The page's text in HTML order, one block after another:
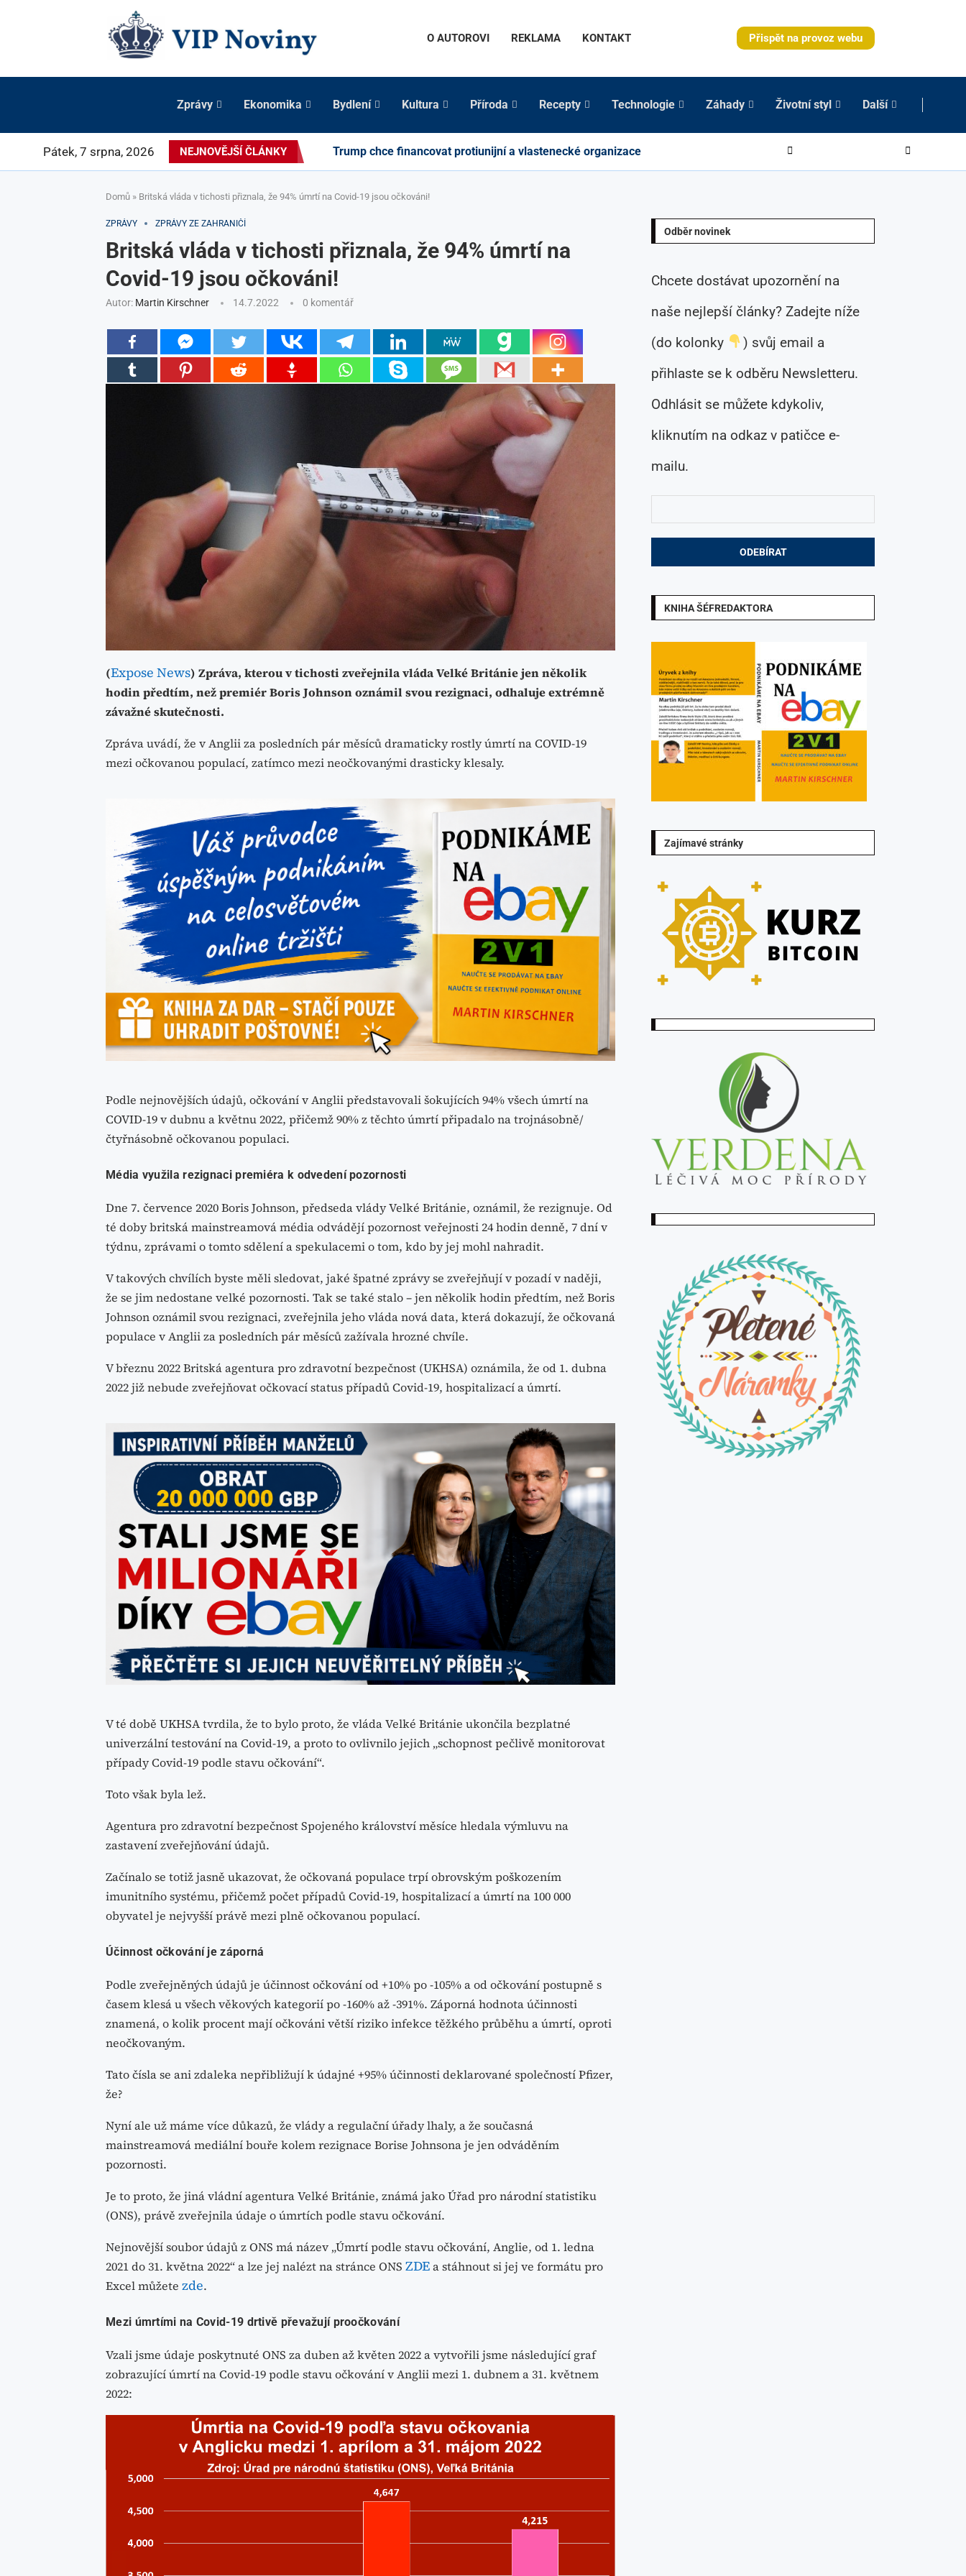
O AUTOROVI REKLAMA KONTAKT Přispět na provoz webu
Zprávy Ekonomika Bydlení Kultura Příroda Recepty Technologie Záhady Životní styl Další
Pátek, 7 srpna, 2026 NEJNOVĚJŠÍ ČLÁNKY Trump chce financovat protiunijní a vlastenecké organizace
Domů » Britská vláda v tichosti přiznala, že 94% úmrtí na Covid-19 jsou očkováni!
ZPRÁVY ZPRÁVY ZE ZAHRANIČÍ
Britská vláda v tichosti přiznala, že 94% úmrtí na
Covid-19 jsou očkováni!
Autor: Martin Kirschner 14.7.2022 0 komentář
(Expose News) Zpráva, kterou v tichosti zveřejnila vláda Velké Británie jen několik
hodin předtím, než premiér Boris Johnson oznámil svou rezignaci, odhaluje extrémně
závažné skutečnosti.
Zpráva uvádí, že v Anglii za posledních pár měsíců dramaticky rostly úmrtí na COVID-19
mezi očkovanou populací, zatímco mezi neočkovanými drasticky klesaly.
Podle nejnovějších údajů, očkování v Anglii představovali šokujících 94% všech úmrtí na
COVID-19 v dubnu a květnu 2022, přičemž 90% z těchto úmrtí připadalo na trojnásobně/
čtyřnásobně očkovanou populaci.
Média využila rezignaci premiéra k odvedení pozornosti
Dne 7. července 2020 Boris Johnson, předseda vlády Velké Británie, oznámil, že rezignuje. Od
té doby britská mainstreamová média odvádějí pozornost veřejnosti 24 hodin denně, 7 dní v
týdnu, zprávami o tomto sdělení a spekulacemi o tom, kdo by jej mohl nahradit.
V takových chvílích byste měli sledovat, jaké špatné zprávy se zveřejňují v pozadí v naději,
že se jim nedostane velké pozornosti. Tak se také stalo – jen několik hodin předtím, než Boris
Johnson oznámil svou rezignaci, zveřejnila jeho vláda nová data, která dokazují, že očkovaná
populace v Anglii za posledních pár měsíců zažívala hrozné chvíle.
V březnu 2022 Britská agentura pro zdravotní bezpečnost (UKHSA) oznámila, že od 1. dubna
2022 již nebude zveřejňovat očkovací status případů Covid-19, hospitalizací a úmrtí.
V té době UKHSA tvrdila, že to bylo proto, že vláda Velké Británie ukončila bezplatné
univerzální testování na Covid-19, a proto to ovlivnilo jejich „schopnost pečlivě monitorovat
případy Covid-19 podle stavu očkování“.
Toto však byla lež.
Agentura pro zdravotní bezpečnost Spojeného království měsíce hledala výmluvu na
zastavení zveřejňování údajů.
Začínalo se totiž jasně ukazovat, že očkovaná populace trpí obrovským poškozením
imunitního systému, přičemž počet případů Covid-19, hospitalizací a úmrtí na 100 000
obyvatel je nejvyšší právě mezi plně očkovanou populací.
Účinnost očkování je záporná
Podle zveřejněných údajů je účinnost očkování od +10% po -105% a od očkování postupně s
časem klesá u všech věkových kategorií po -160% až -391%. Záporná hodnota účinnosti
znamená, o kolik procent mají očkováni větší riziko infekce těžkého průběhu a úmrtí, oproti
neočkovaným.
Tato čísla se ani zdaleka nepřibližují k údajné +95% účinnosti deklarované společností Pfizer,
že?
Nyní ale už máme více důkazů, že vlády a regulační úřady lhaly, a že současná
mainstreamová mediální bouře kolem rezignace Borise Johnsona je jen odváděním
pozornosti.
Je to proto, že jiná vládní agentura Velké Británie, známá jako Úřad pro národní statistiku
(ONS), právě zveřejnila údaje o úmrtích podle stavu očkování.
Nejnovější soubor údajů z ONS má název „Úmrtí podle stavu očkování, Anglie, od 1. ledna
2021 do 31. května 2022“ a lze jej nalézt na stránce ONS ZDEa stáhnout si jej ve formátu pro
Excel můžete zde.
Mezi úmrtími na Covid-19 drtivě převažují proočkování
Vzali jsme údaje poskytnuté ONS za duben až květen 2022 a vytvořili jsme následující graf
zobrazující úmrtí na Covid-19 podle stavu očkování v Anglii mezi 1. dubnem a 31. květnem
2022:
Odběr novinek
Chcete dostávat upozornění na
naše nejlepší články? Zadejte níže
(do kolonky
) svůj email a
přihlaste se k odběru Newsletteru.
Odhlásit se můžete kdykoliv,
kliknutím na odkaz v patičce e-
mailu.
KNIHA ŠÉFREDAKTORA
Zajímavé stránky